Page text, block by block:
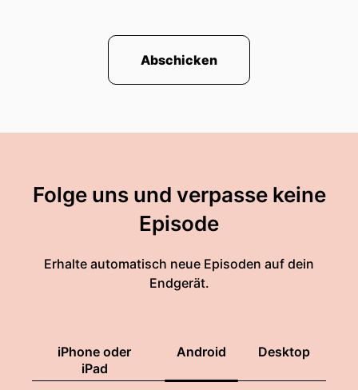
Abschicken
Folge uns und verpasse keine
Episode
Erhalte automatisch neue Episoden auf dein
Endgerät.
iPhone oder
iPad
Android Desktop